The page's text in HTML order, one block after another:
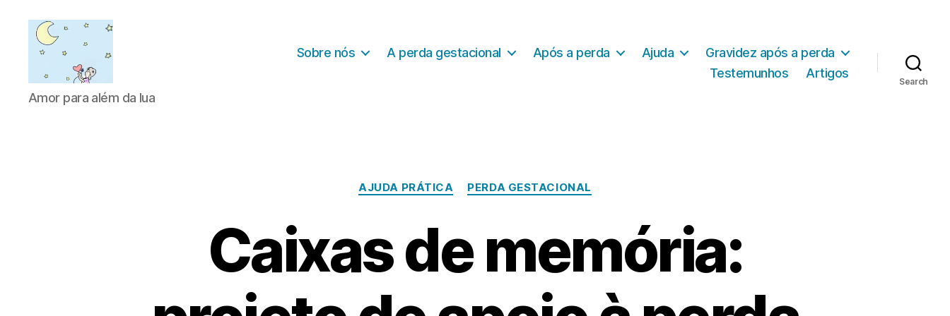
Amor
para
Amor para além da lua
Sobre nós A perda gestacional Após a perda Ajuda
Gravidez após a perda
Testemunhos
Artigos
Search
Categorias
AJUDA PRÁTICA PERDA GESTACIONAL
Caixas de memória: